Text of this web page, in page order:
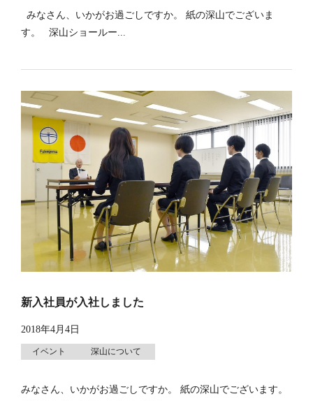
みなさん、いかがお過ごしですか。 紙の深山でございま
す。 深山ショールー...
新入社員が入社しました
2018年4月4日
イベント 深山について
みなさん、いかがお過ごしですか。 紙の深山でございます。